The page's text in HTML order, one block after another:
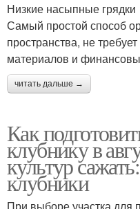
Низкие насыпные грядки
Самый простой способ
пространства, не
материалов и
читать дальше →
Как
клубнику в
культур
клубники